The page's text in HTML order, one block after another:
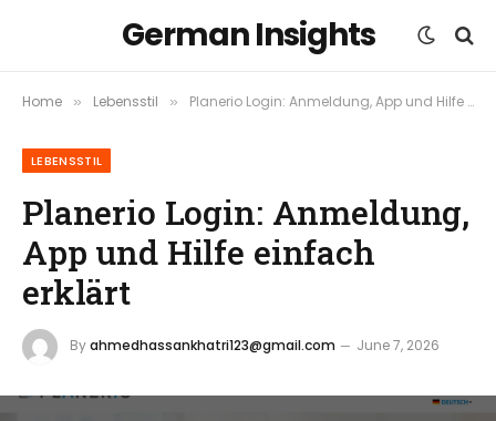
German Insights
Home » Lebensstil » Planerio Login: Anmeldung, App und Hilfe einfach erklärt
LEBENSSTIL
Planerio Login: Anmeldung,
App und Hilfe einfach
erklärt
Byahmedhassankhatri123@gmail.com June 7, 2026